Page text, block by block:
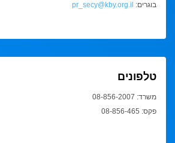
בוגרים: pr_secy@kby.org.il
טלפונים
משרד: 08-856-2007
פקס: 08-856-465